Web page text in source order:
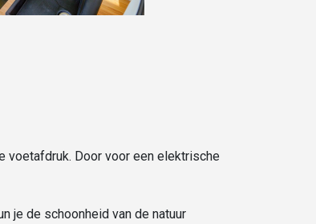
voetafdruk. Door voor een elektrische
je de schoonheid van de natuur